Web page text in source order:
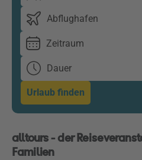
Abflughafen
Zeitraum
Dauer
Urlaub finden
alltours - der
Familien